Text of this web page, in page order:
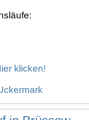
klicken!